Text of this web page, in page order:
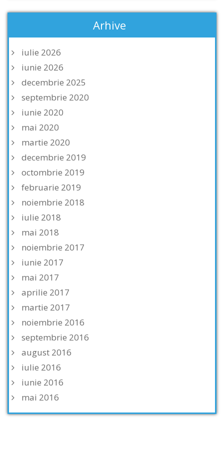
Arhive
iulie 2026
iunie 2026
decembrie 2025
septembrie 2020
iunie 2020
mai 2020
martie 2020
decembrie 2019
octombrie 2019
februarie 2019
noiembrie 2018
iulie 2018
mai 2018
noiembrie 2017
iunie 2017
mai 2017
aprilie 2017
martie 2017
noiembrie 2016
septembrie 2016
august 2016
iulie 2016
iunie 2016
mai 2016